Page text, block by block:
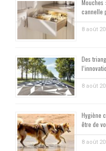
cannelle
8 août
Des
8 août
Hygiène
être de
8 août